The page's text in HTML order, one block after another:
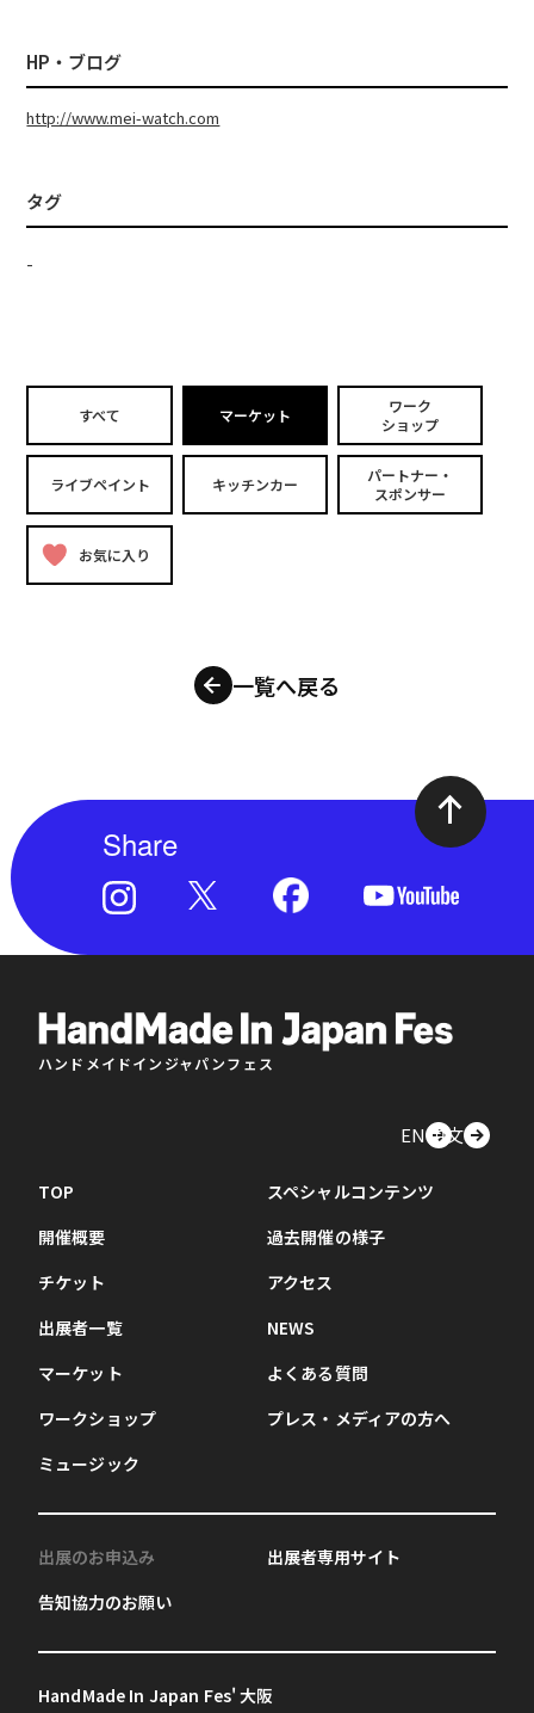
HP・ブログ
http://www.mei-watch.com
タグ
-
すべて マーケット
ワーク
ショップ
ライブペイント キッチンカー
パートナー・
スポンサー
お気に入り
一覧へ戻る
Share
ハンドメイドインジャパンフェス
EN中文
TOP
開催概要
チケット
出展者一覧
マーケット
ワークショップ
ミュージック
スペシャルコンテンツ
過去開催の様子
アクセス
NEWS
よくある質問
プレス・メディアの方へ
出展のお申込み
告知協力のお願い
出展者専用サイト
HandMade In Japan Fes' 大阪